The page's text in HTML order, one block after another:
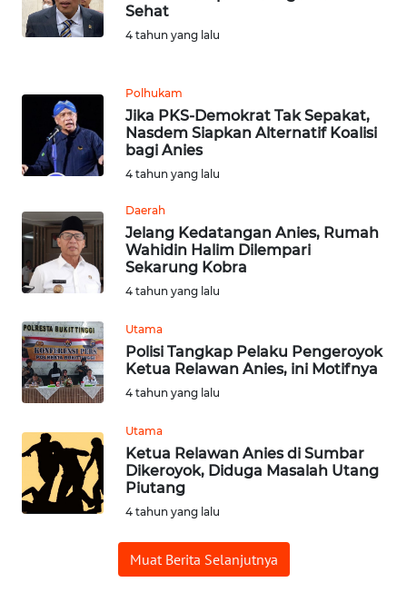
Sehat
4 tahun yang lalu
Polhukam
Jika PKS-Demokrat Tak Sepakat,
Nasdem Siapkan Alternatif Koalisi
bagi Anies
4 tahun yang lalu
Daerah
Jelang Kedatangan Anies, Rumah
Wahidin Halim Dilempari
Sekarung Kobra
4 tahun yang lalu
Utama
Polisi Tangkap Pelaku Pengeroyok
Ketua Relawan Anies, ini Motifnya
4 tahun yang lalu
Utama
Ketua Relawan Anies di Sumbar
Dikeroyok, Diduga Masalah Utang
Piutang
4 tahun yang lalu
Muat Berita Selanjutnya
DEPOK
UTARA
WN
SAMOSIR
WN
PADANG
LAWAS
SUMEDANG
WN
CIANJUR
WN
KEPULAUAN
SERIBU